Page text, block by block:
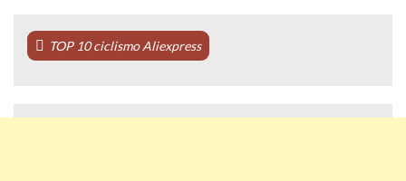
TOP 10 ciclismo Aliexpress